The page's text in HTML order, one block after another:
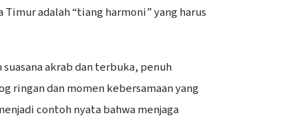
adalah “tiang harmoni” yang harus
akrab dan terbuka, penuh
ringan dan momen kebersamaan yang
contoh nyata bahwa menjaga